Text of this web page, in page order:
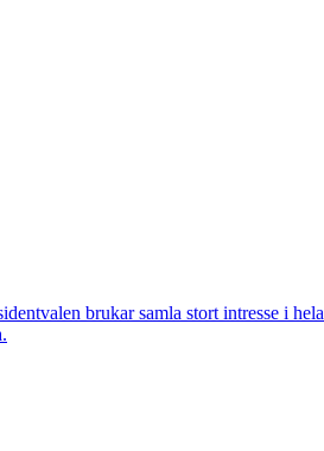
brukar samla stort intresse i